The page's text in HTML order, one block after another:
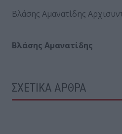
Βλάσης Αμανατίδης
Βλάσης Αμανατίδης
ΣΧΕΤΙΚΑ ΑΡΘΡΑ